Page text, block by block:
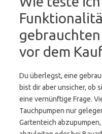
vor dem
Du überlegst, eine
bist dir aber unsicher, ob
eine vernünftige Frage.
Tauchpumpen nur
Gartenteich